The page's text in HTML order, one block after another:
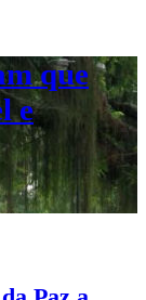
que
e